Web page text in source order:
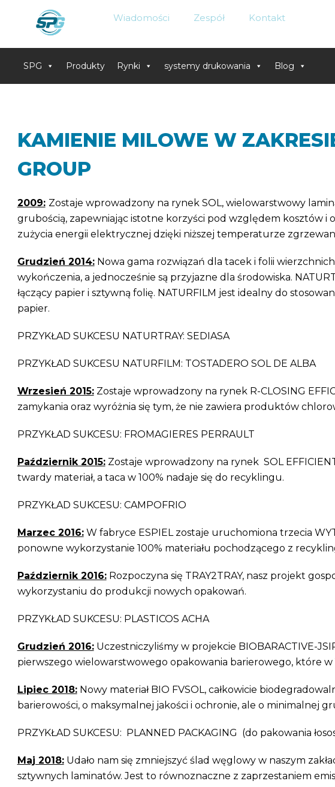
Wiadomości Zespół Kontakt
SPG Produkty Rynki systemy drukowania Blog
KAMIENIE MILOWE W
GROUP
2009: Zostaje wprowadzony na rynek SOL, wielowarstwowy
grubością, zapewniając istotne korzyści pod względem kosztów i
zużycia energii elektrycznej dzięki niższej temperaturze
Grudzień 2014:Nowa gama rozwiązań dla tacek i folii
wykończenia, a jednocześnie są przyjazne dla środowiska.
łączący papier i sztywną folię. NATURFILM jest idealny do
papier.
PRZYKŁAD SUKCESU NATURTRAY: SEDIASA
PRZYKŁAD SUKCESU NATURFILM: TOSTADERO SOL DE ALBA
Wrzesień 2015:Zostaje wprowadzony na rynek R-CLOSING
zamykania oraz wyróżnia się tym, że nie zawiera produktów
PRZYKŁAD SUKCESU: FROMAGIERES PERRAULT
Październik 2015:Zostaje wprowadzony na rynek SOL
twardy materiał, a taca w 100% nadaje się do recyklingu.
PRZYKŁAD SUKCESU: CAMPOFRIO
Marzec 2016:W fabryce ESPIEL zostaje uruchomiona trzecia
ponowne wykorzystanie 100% materiału pochodzącego z
Październik 2016:Rozpoczyna się TRAY2TRAY, nasz projekt
wykorzystaniu do produkcji nowych opakowań.
PRZYKŁAD SUKCESU: PLASTICOS ACHA
Grudzień 2016:Uczestniczyliśmy w projekcie BIOBARACTIVE-
pierwszego wielowarstwowego opakowania barierowego, które w
Lipiec 2018:Nowy materiał BIO FVSOL, całkowicie
barierowości, o maksymalnej jakości i ochronie, ale o minimalnej
PRZYKŁAD SUKCESU: PLANNED PACKAGING (do pakowania
Maj 2018:Udało nam się zmniejszyć ślad węglowy w naszym
sztywnych laminatów. Jest to równoznaczne z zaprzestaniem